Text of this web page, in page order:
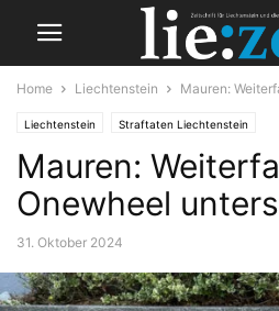
Home Liechtenstein Mauren:
Liechtenstein Straftaten Liechtenstein
Mauren:
Onewheel
31. Oktober 2024